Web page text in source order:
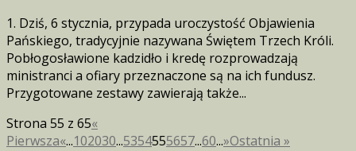
1. Dziś, 6 stycznia, przypada uroczystość Objawienia
Pańskiego, tradycyjnie nazywana Świętem Trzech Króli.
Pobłogosławione kadzidło i kredę rozprowadzają
ministranci a ofiary przeznaczone są na ich fundusz.
Przygotowane zestawy zawierają także...
Strona 55 z 65«
Pierwsza«...102030...5354555657...60...»Ostatnia »